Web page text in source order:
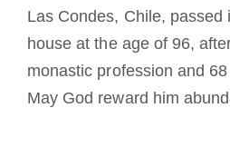
NEXUS
Archivio OSB.org
Las Condes, Chile, passed
house at the age of 96,
monastic profession and
May God reward him